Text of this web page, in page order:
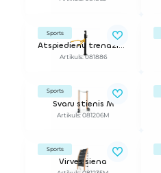
Sports
Atspiedienu trenažieris
Artikuls: 081886
Sports
Svaru stienis M
Artikuls: 081206M
Sports
Virves siena